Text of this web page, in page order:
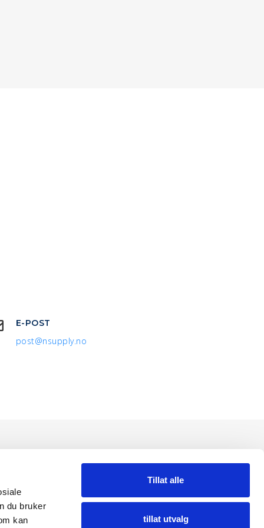
du bruker
kan
Tillat alle
tillat utvalg
E-POST
post@nsupply.no